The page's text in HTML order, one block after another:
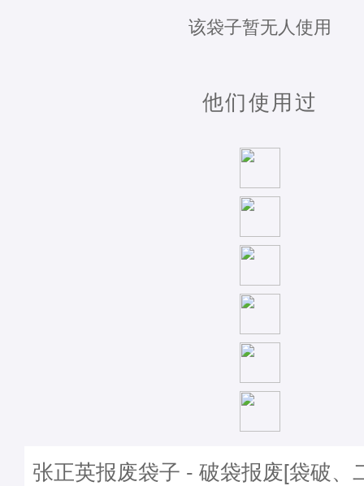
该袋子暂无人使用
他们使用过
张正英报废袋子 - 破袋报废[袋破、